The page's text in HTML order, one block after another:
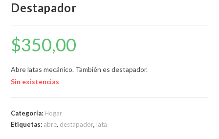
Destapador
$350,00
Abre latas mecánico. También es destapador.
Sin existencias
Categoría: Hogar
Etiquetas: abre, destapador, lata